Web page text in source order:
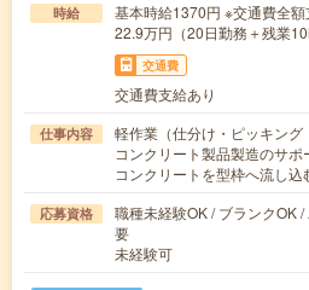
時給
基本時給1370円 ※交通費全額
22.9万円（20日勤務＋残業
交通費
交通費支給あり
仕事内容
軽作業（仕分け・ピッキング
コンクリート製品製造のサポ
コンクリートを型枠へ流し
応募資格
職種未経験OK / ブランクOK
要
未経験可